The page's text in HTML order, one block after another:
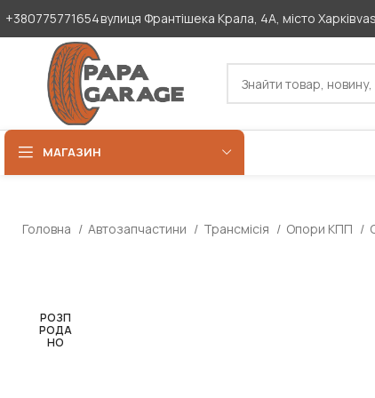
+380775771654вулиця Франтішека Крала, 4А, місто Харків
МАГАЗИН
Головна Автозапчастини Трансмісія Опори КПП
РОЗП
РОДА
НО